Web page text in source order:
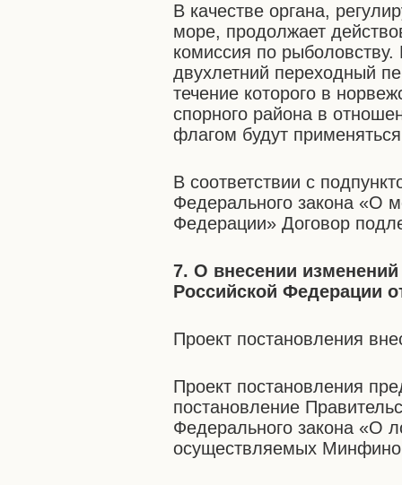
В качестве органа,
море, продолжает
комиссия по
двухлетний переходный
течение которого в
спорного района в
флагом будут
В соответствии с
Федерального закона «О
Федерации» Договор
7. О внесении
Российской Федерации
Проект постановления
Проект постановления
постановление
Федерального закона «О
осуществляемых